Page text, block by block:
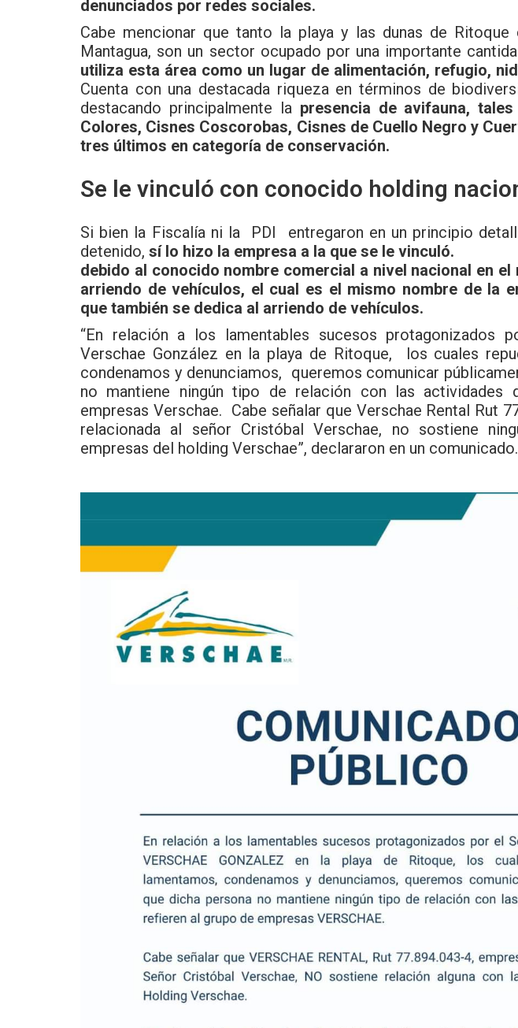
denunciados por redes sociales.
Cabe mencionar que tanto la playa y las dunas de
Mantagua, son un sector ocupado por una importante
utiliza esta área como un lugar de alimentación, refugio,
Cuenta con una destacada riqueza en términos de
destacando principalmente la presencia de avifauna,
Colores, Cisnes Coscorobas, Cisnes de Cuello Negro y
tres últimos en categoría de conservación.
Se le vinculó con conocido holding
Si bien la Fiscalía ni la PDI entregaron en un principio
detenido, sí lo hizo la empresa a la que se le vinculó.
debido al conocido nombre comercial a nivel nacional en
arriendo de vehículos, el cual es el mismo nombre de la
que también se dedica al arriendo de vehículos.
“En relación a los lamentables sucesos protagonizados
Verschae González en la playa de Ritoque, los cuales
condenamos y denunciamos, queremos comunicar
no mantiene ningún tipo de relación con las actividades
empresas Verschae. Cabe señalar que Verschae Rental Rut
relacionada al señor Cristóbal Verschae, no sostiene
empresas del holding Verschae”, declararon en un comunicado.